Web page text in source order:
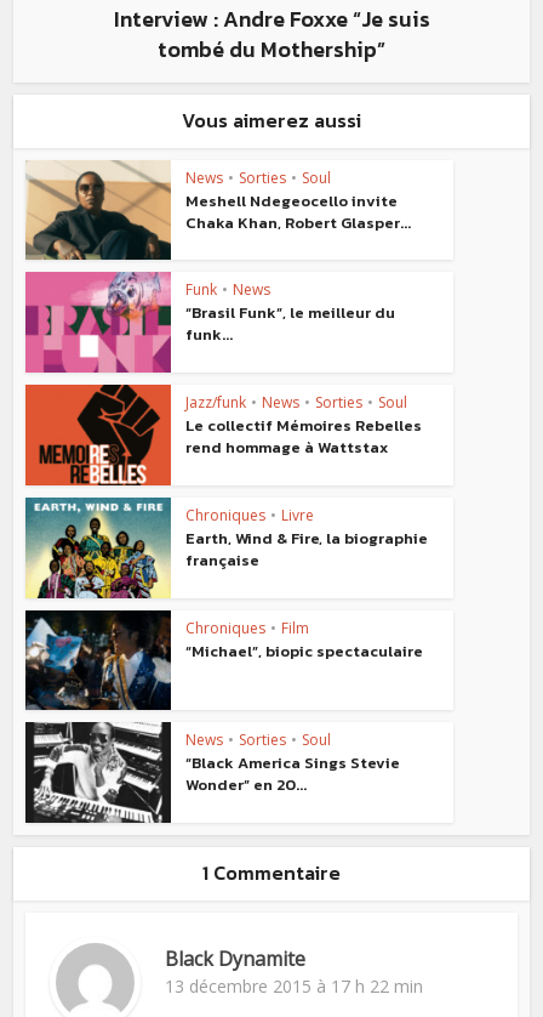
Interview : Andre Foxxe “Je suis
tombé du Mothership”
Vous aimerez aussi
News • Sorties • Soul
Meshell Ndegeocello invite
Chaka Khan, Robert Glasper...
Funk • News
“Brasil Funk”, le meilleur du
funk...
Jazz/funk • News • Sorties • Soul
Le collectif Mémoires Rebelles
rend hommage à Wattstax
Chroniques • Livre
Earth, Wind & Fire, la biographie
française
Chroniques • Film
“Michael”, biopic spectaculaire
News • Sorties • Soul
“Black America Sings Stevie
Wonder” en 20...
1 Commentaire
Black Dynamite
13 décembre 2015 à 17 h 22 min